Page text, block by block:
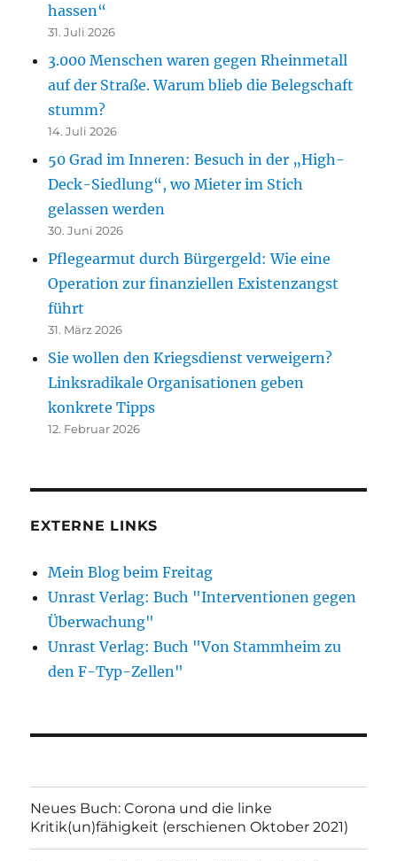
hassen“
31. Juli 2026
3.000 Menschen waren gegen Rheinmetall
auf der Straße. Warum blieb die Belegschaft
stumm?
14. Juli 2026
50 Grad im Inneren: Besuch in der „High-
Deck-Siedlung“, wo Mieter im Stich
gelassen werden
30. Juni 2026
Pflegearmut durch Bürgergeld: Wie eine
Operation zur finanziellen Existenzangst
führt
31. März 2026
Sie wollen den Kriegsdienst verweigern?
Linksradikale Organisationen geben
konkrete Tipps
12. Februar 2026
EXTERNE LINKS
Mein Blog beim Freitag
Unrast Verlag: Buch "Interventionen gegen
Überwachung"
Unrast Verlag: Buch "Von Stammheim zu
den F-Typ-Zellen"
Neues Buch: Corona und die linke
Kritik(un)fähigkeit (erschienen Oktober 2021)